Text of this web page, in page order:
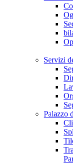
Servizi
Palazzo